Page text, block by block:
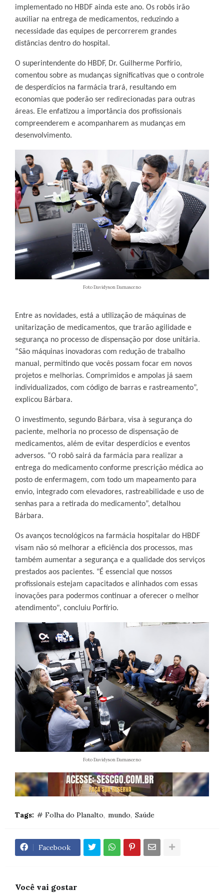
implementado no HBDF ainda este ano. Os robôs irão
auxiliar na entrega de medicamentos, reduzindo a
necessidade das equipes de percorrerem grandes
distâncias dentro do hospital.
O superintendente do HBDF, Dr. Guilherme Porfírio,
comentou sobre as mudanças significativas que o controle
de desperdícios na farmácia trará, resultando em
economias que poderão ser redirecionadas para outras
áreas. Ele enfatizou a importância dos profissionais
compreenderem e acompanharem as mudanças em
desenvolvimento.
Foto Davidyson Damasceno
Entre as novidades, está a utilização de máquinas de
unitarização de medicamentos, que trarão agilidade e
segurança no processo de dispensação por dose unitária.
“São máquinas inovadoras com redução de trabalho
manual, permitindo que vocês possam focar em novos
projetos e melhorias. Comprimidos e ampolas já saem
individualizados, com código de barras e rastreamento”,
explicou Bárbara.
O investimento, segundo Bárbara, visa à segurança do
paciente, melhoria no processo de dispensação de
medicamentos, além de evitar desperdícios e eventos
adversos. “O robô sairá da farmácia para realizar a
entrega do medicamento conforme prescrição médica ao
posto de enfermagem, com todo um mapeamento para
envio, integrado com elevadores, rastreabilidade e uso de
senhas para a retirada do medicamento”, detalhou
Bárbara.
Os avanços tecnológicos na farmácia hospitalar do HBDF
visam não só melhorar a eficiência dos processos, mas
também aumentar a segurança e a qualidade dos serviços
prestados aos pacientes. "É essencial que nossos
profissionais estejam capacitados e alinhados com essas
inovações para podermos continuar a oferecer o melhor
atendimento", concluiu Porfírio.
Foto Davidyson Damasceno
Tags: # Folha do Planalto mundo Saúde
Facebook
Você vai gostar